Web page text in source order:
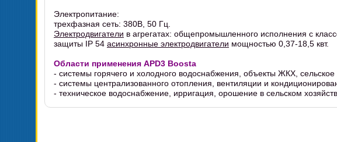
Электропитание:
трехфазная сеть: 380В, 50 Гц.
Электродвигатели в агрегатах: общепромышленного исполнения с
защиты IP 54 асинхронные электродвигатели мощностью 0,37-18,5 квт.
Области применения APD3 Boosta
- системы горячего и холодного водоснабжения, объекты ЖКХ,
- системы централизованного отопления, вентиляции и
- техническое водоснабжение, ирригация, орошение в сельском